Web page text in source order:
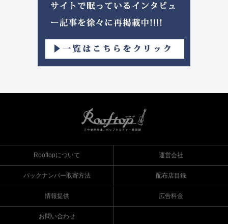
Rooftopについて 運営会社
バックナンバー取寄方法 配布店目録
情報提供 広告料金
お問い合わせ